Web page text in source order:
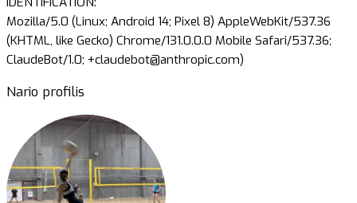
Mozilla/5.0 (Linux; Android 14; Pixel 8) AppleWebKit/537.36
(KHTML, like Gecko) Chrome/131.0.0.0 Mobile Safari/537.36;
ClaudeBot/1.0; +claudebot@anthropic.com)
Nario profilis